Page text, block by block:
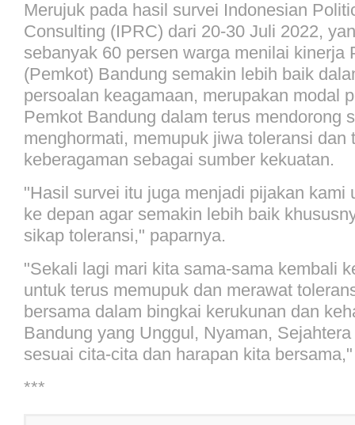
Merujuk pada hasil survei Indonesian
Consulting (IPRC) dari 20-30 Juli 2022,
sebanyak 60 persen warga menilai kinerja
(Pemkot) Bandung semakin lebih baik
persoalan keagamaan, merupakan modal
Pemkot Bandung dalam terus mendorong
menghormati, memupuk jiwa toleransi dan
keberagaman sebagai sumber kekuatan.
"Hasil survei itu juga menjadi pijakan kami
ke depan agar semakin lebih baik
sikap toleransi," paparnya.
"Sekali lagi mari kita sama-sama kembali
untuk terus memupuk dan merawat
bersama dalam bingkai kerukunan dan
Bandung yang Unggul, Nyaman,
sesuai cita-cita dan harapan kita
***